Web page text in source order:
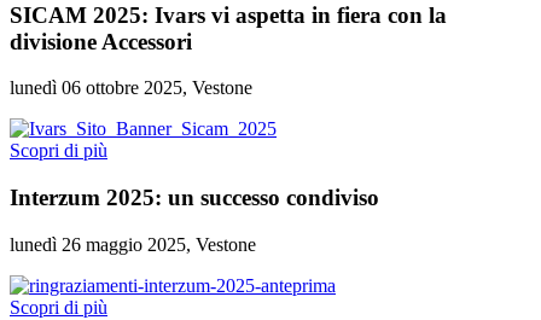
SICAM 2025: Ivars vi aspetta in fiera con la
divisione Accessori
lunedì 06 ottobre 2025, Vestone
Scopri di più
Interzum 2025: un successo condiviso
lunedì 26 maggio 2025, Vestone
Scopri di più